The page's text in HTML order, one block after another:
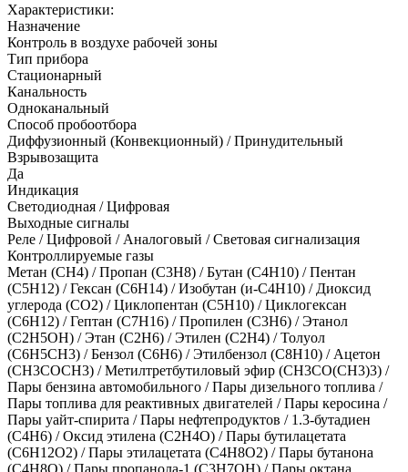
Характеристики:
Назначение
Контроль в воздухе рабочей зоны
Тип прибора
Стационарный
Канальность
Одноканальный
Способ пробоотбора
Диффузионный (Конвекционный) / Принудительный
Взрывозащита
Да
Индикация
Светодиодная / Цифровая
Выходные сигналы
Реле / Цифровой / Аналоговый / Световая сигнализация
Контроллируемые газы
Метан (CH4) /Пропан (C3H8) /Бутан (C4H10) /Пентан
(C5H12) /Гексан (C6H14) /Изобутан (и-C4H10) / Диоксид
углерода (CO2) /Циклопентан (C5H10) /Циклогексан
(C6H12) /Гептан (C7H16) /Пропилен (C3H6) /Этанол
(C2H5OH) /Этан (C2H6) /Этилен (C2H4) /Толуол
(C6H5CH3) /Бензол (C6H6) /Этилбензол (C8H10) / Ацетон
(CH3COCH3) /Метилтретбутиловый эфир (CH3СО(CH3)3) /
Пары бензина автомобильного /Пары дизельного топлива /
Пары топлива для реактивных двигателей /Пары керосина /
Пары уайт-спирита /Пары нефтепродуктов / 1.3-бутадиен
(C4H6) /Оксид этилена (C2H4O) /Пары бутилацетата
(C6H12O2) /Пары этилацетата (C4H8O2) /Пары бутанона
(C4H8O) /Пары пропанола-1 (C3H7OH) /Пары октана